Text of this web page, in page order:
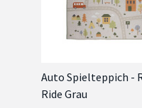
Auto Spielteppich -
Ride Grau